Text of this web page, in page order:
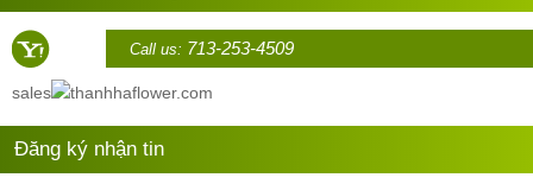
Call us: 713-253-4509
sales thanhhaflower.com
Đăng ký nhận tin